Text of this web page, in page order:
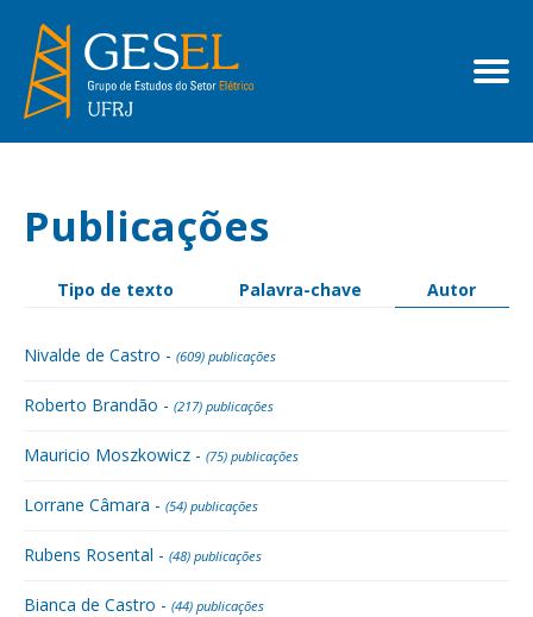
Publicações
Tipo de texto Palavra-chave Autor
Nivalde de Castro - (609) publicações
Roberto Brandão - (217) publicações
Mauricio Moszkowicz - (75) publicações
Lorrane Câmara - (54) publicações
Rubens Rosental - (48) publicações
Bianca de Castro - (44) publicações